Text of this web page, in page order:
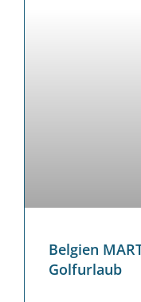
Belgien
Golfurlaub